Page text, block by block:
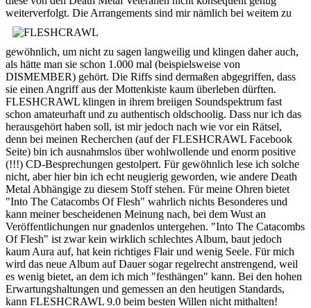
weiterverfolgt. Die Arrangements sind mir nämlich bei weitem zu
gewöhnlich, um nicht zu sagen langweilig und klingen daher auch,
als hätte man sie schon 1.000 mal (beispielsweise von
DISMEMBER) gehört. Die Riffs sind dermaßen abgegriffen, dass
sie einen Angriff aus der Mottenkiste kaum überleben dürften.
FLESHCRAWL klingen in ihrem breiigen Soundspektrum fast
schon amateurhaft und zu authentisch oldschoolig. Dass nur ich das
herausgehört haben soll, ist mir jedoch nach wie vor ein Rätsel,
denn bei meinen Recherchen (auf der FLESHCRAWL Facebook
Seite) bin ich ausnahmslos über wohlwollende und enorm positive
(!!!) CD-Besprechungen gestolpert. Für gewöhnlich lese ich solche
nicht, aber hier bin ich echt neugierig geworden, wie andere Death
Metal Abhängige zu diesem Stoff stehen. Für meine Ohren bietet
"Into The Catacombs Of Flesh" wahrlich nichts Besonderes und
kann meiner bescheidenen Meinung nach, bei dem Wust an
Veröffentlichungen nur gnadenlos untergehen. "Into The Catacombs
Of Flesh" ist zwar kein wirklich schlechtes Album, baut jedoch
kaum Aura auf, hat kein richtiges Flair und wenig Seele. Für mich
wird das neue Album auf Dauer sogar regelrecht anstrengend, weil
es wenig bietet, an dem ich mich "festhängen" kann. Bei den hohen
Erwartungshaltungen und gemessen an den heutigen Standards,
kann FLESHCRAWL 9.0 beim besten Willen nicht mithalten!